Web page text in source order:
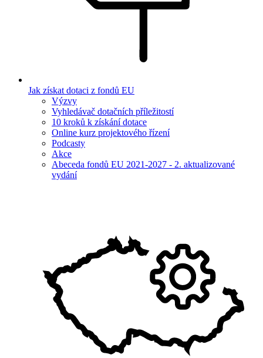
Jak získat dotaci z fondů EU
Výzvy
Vyhledávač dotačních příležitostí
10 kroků k získání dotace
Online kurz projektového řízení
Podcasty
Akce
Abeceda fondů EU 2021-2027 - 2. aktualizované
vydání